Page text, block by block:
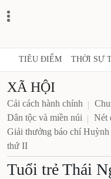
TIÊU ĐIỂM THỜI SỰ
XÃ HỘI
Cải cách hành chính
Dân tộc và miền núi
Nét
Giải thưởng báo chí
thứ II
Tuổi trẻ Thái